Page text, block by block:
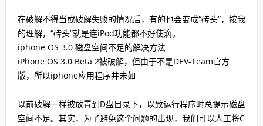
在破解不得当或破解失败的情况后，有的也会变成“砖头”，按我
的理解，“砖头”就是连iPod功能都不好使滴。
iphone OS 3.0 磁盘空间不足的解决方法
iPhone OS 3.0 Beta 2被破解，但由于不是DEV-Team官方
版，所以iphone应用程序并未如
以前破解一样被放置到D盘目录下，以致运行程序时总提示磁盘
空间不足。其实，为了避免这个问题的出现，我们可以人工将C